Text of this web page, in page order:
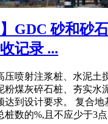
】GDC 砂和砂
记录 ...
压喷射注浆桩、水泥土
粉煤灰碎石桩、夯实水
达到设计要求。 复合
桩数的%,且不应少于3点